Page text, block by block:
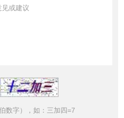
数字），如：三加四=7